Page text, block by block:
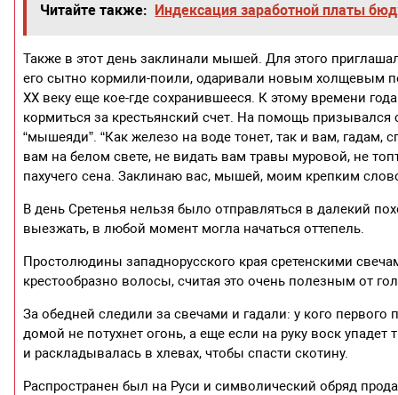
Читайте также: Индексация заработной платы
Также в этот день заклинали мышей. Для этого
его сытно кормили-поили, одаривали новым холщевым
XX веку еще кое-где сохранившееся. К этому времени
кормиться за крестьянский счет. На помощь призывался
“мышеяди”. “Как железо на воде тонет, так и вам,
вам на белом свете, не видать вам травы муровой, не
пахучего сена. Заклинаю вас, мышей, моим крепким
В день Сретенья нельзя было отправляться в далекий
выезжать, в любой момент могла начаться оттепель.
Простолюдины западнорусского края сретенскими
крестообразно волосы, считая это очень полезным от
За обедней следили за свечами и гадали: у кого первого
домой не потухнет огонь, а еще если на руку воск
и раскладывалась в хлевах, чтобы спасти скотину.
Распространен был на Руси и символический обряд